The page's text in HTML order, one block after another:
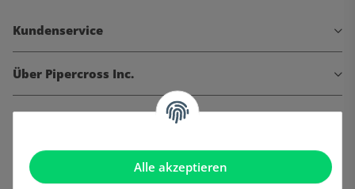
Alle akzeptieren
Kundenservice
Über Pipercross Inc.
Informationen
Gesetzliche Informationen